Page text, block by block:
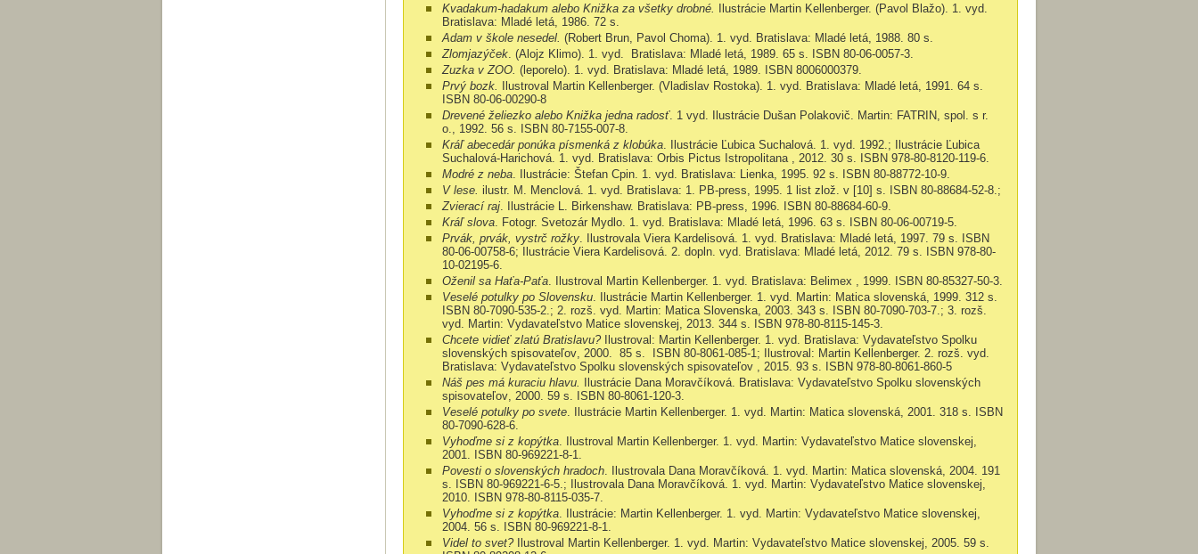
Kvadakum-hadakum alebo Knižka za všetky drobné.
Ilustrácie Martin Kellenberger. (Pavol Blažo). 1. vyd.
Bratislava: Mladé letá, 1986. 72 s.
Adam v škole nesedel. (Robert Brun, Pavol Choma). 1. vyd. Bratislava: Mladé letá, 1988. 80 s.
Zlomjazýček. (Alojz Klimo). 1. vyd. Bratislava: Mladé letá, 1989. 65 s. ISBN 80-06-0057-3.
Zuzka v ZOO. (leporelo). 1. vyd. Bratislava: Mladé letá, 1989. ISBN 8006000379.
Prvý bozk.
Ilustroval Martin Kellenberger. (Vladislav Rostoka). 1. vyd. Bratislava: Mladé letá, 1991. 64 s.
ISBN 80-06-00290-8
Drevené želiezko alebo Knižka jedna radosť. 1 vyd. Ilustrácie Dušan Polakovič. Martin: FATRIN, spol. s r.
o., 1992. 56 s. ISBN 80-7155-007-8.
Kráľ abecedár ponúka písmenká z klobúka. Ilustrácie Ľubica Suchalová. 1. vyd. 1992.;
Ilustrácie Ľubica
Suchalová-Harichová. 1. vyd. Bratislava: Orbis Pictus Istropolitana , 2012. 30 s. ISBN 978-80-8120-119-6.
Modré z neba. Ilustrácie: Štefan Cpin. 1. vyd. Bratislava: Lienka, 1995. 92 s. ISBN 80-88772-10-9.
V lese. ilustr. M. Menclová. 1. vyd. Bratislava: 1. PB-press, 1995. 1 list zlož. v [10] s. ISBN 80-88684-52-8.;
Zvierací raj. Ilustrácie L. Birkenshaw. Bratislava: PB-press, 1996. ISBN 80-88684-60-9.
Kráľ slova. Fotogr. Svetozár Mydlo. 1. vyd. Bratislava: Mladé letá, 1996. 63 s. ISBN 80-06-00719-5.
Prvák, prvák, vystrč rožky. Ilustrovala Viera Kardelisová. 1. vyd. Bratislava: Mladé letá, 1997. 79 s. ISBN
80-06-00758-6; Ilustrácie Viera Kardelisová. 2. dopln. vyd. Bratislava: Mladé letá, 2012. 79 s. ISBN 978-80-
10-02195-6.
Oženil sa Haťa-Paťa. Ilustroval Martin Kellenberger. 1. vyd. Bratislava: Belimex , 1999. ISBN 80-85327-50-3.
Veselé potulky po Slovensku. Ilustrácie Martin Kellenberger. 1. vyd. Martin: Matica slovenská, 1999. 312 s.
ISBN 80-7090-535-2.; 2. rozš. vyd. Martin: Matica Slovenska, 2003. 343 s. ISBN 80-7090-703-7.; 3. rozš.
vyd. Martin: Vydavateľstvo Matice slovenskej, 2013. 344 s. ISBN 978-80-8115-145-3.
Chcete vidieť zlatú Bratislavu?
Ilustroval: Martin Kellenberger. 1. vyd. Bratislava: Vydavateľstvo Spolku
slovenských spisovateľov, 2000. 85 s. ISBN 80-8061-085-1; Ilustroval: Martin Kellenberger. 2. rozš. vyd.
Bratislava: Vydavateľstvo Spolku slovenských spisovateľov , 2015. 93 s. ISBN 978-80-8061-860-5
Náš pes má kuraciu hlavu.
Ilustrácie Dana Moravčíková. Bratislava: Vydavateľstvo Spolku slovenských
spisovateľov, 2000. 59 s. ISBN 80-8061-120-3.
Veselé potulky po svete. Ilustrácie Martin Kellenberger. 1. vyd. Martin: Matica slovenská, 2001. 318 s. ISBN
80-7090-628-6.
Vyhoďme si z kopýtka. Ilustroval Martin Kellenberger. 1. vyd. Martin: Vydavateľstvo Matice slovenskej,
2001. ISBN 80-969221-8-1.
Povesti o slovenských hradoch. Ilustrovala Dana Moravčíková. 1. vyd. Martin: Matica slovenská, 2004. 191
s. ISBN 80-969221-6-5.; Ilustrovala Dana Moravčíková. 1. vyd. Martin: Vydavateľstvo Matice slovenskej,
2010. ISBN 978-80-8115-035-7.
Vyhoďme si z kopýtka. Ilustrácie: Martin Kellenberger. 1. vyd. Martin: Vydavateľstvo Matice slovenskej,
2004. 56 s. ISBN 80-969221-8-1.
Videl to svet?
Ilustroval Martin Kellenberger. 1. vyd. Martin: Vydavateľstvo Matice slovenskej, 2005. 59 s.